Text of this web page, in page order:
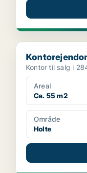
Kontorejendom i
Kontor til salg i
Areal
Ca. 55 m2
Område
Holte